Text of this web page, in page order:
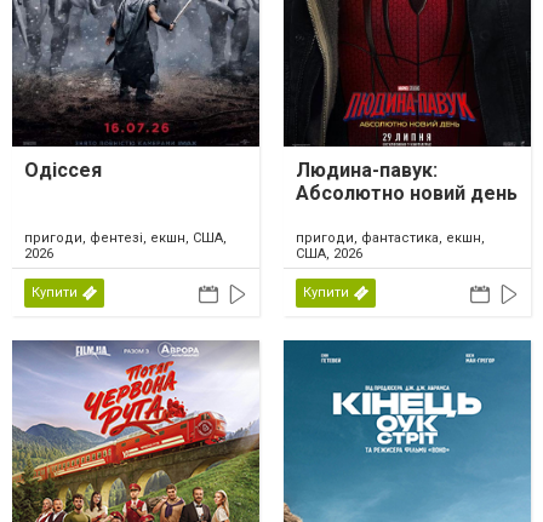
Одіссея
пригоди, фентезі, екшн, США,
2026
Купити
Людина-павук:
Абсолютно новий день
пригоди, фантастика, екшн,
США, 2026
Купити